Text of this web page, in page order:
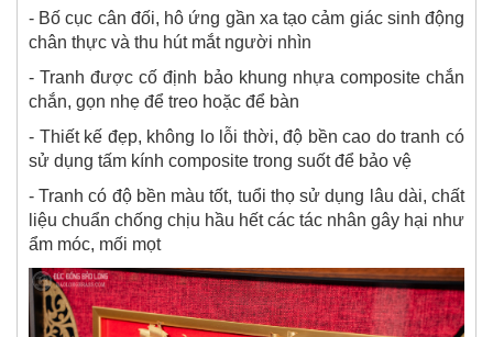
- Bố cục cân đối, hô ứng gần xa tạo cảm giác sinh động
chân thực và thu hút mắt người nhìn
- Tranh được cố định bảo khung nhựa composite chắn
chắn, gọn nhẹ để treo hoặc để bàn
- Thiết kế đẹp, không lo lỗi thời, độ bền cao do tranh có
sử dụng tấm kính composite trong suốt để bảo vệ
- Tranh có độ bền màu tốt, tuổi thọ sử dụng lâu dài, chất
liệu chuẩn chống chịu hầu hết các tác nhân gây hại như
ẩm móc, mối mọt